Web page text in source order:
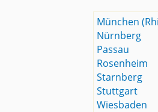
München
Nürnberg
Passau
Rosenheim
Starnberg
Stuttgart
Wiesbaden